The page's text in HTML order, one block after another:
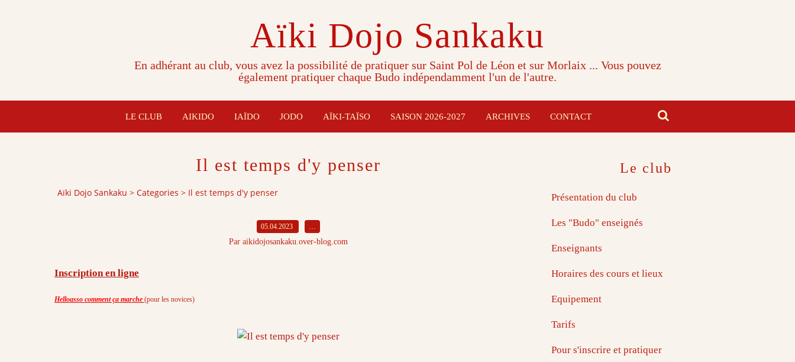
Aïki Dojo Sankaku
En adhérant au club, vous avez la possibilité de pratiquer sur Saint Pol de Léon et sur Morlaix ... Vous pouvez
également pratiquer chaque Budo indépendamment l'un de l'autre.
LE CLUB AIKIDO IAÏDO JODO AÏKI-TAÏSO SAISON 2026-2027 ARCHIVES CONTACT
Il est temps d'y penser
Aïki Dojo Sankaku > Categories > Il est temps d'y penser
05.04.2023
Par aikidojosankaku.over-blog.com
Inscription en ligne
Helloasso comment ça marche (pour les novices)
Le club
Présentation du club
Les "Budo" enseignés
Enseignants
Horaires des cours et lieux
Equipement
Tarifs
Pour s'inscrire et pratiquer